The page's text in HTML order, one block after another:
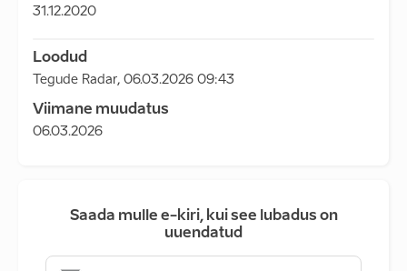
31.12.2020
Loodud
Tegude Radar, 06.03.2026 09:43
Viimane muudatus
06.03.2026
Saada mulle e-kiri, kui see lubadus on
uuendatud